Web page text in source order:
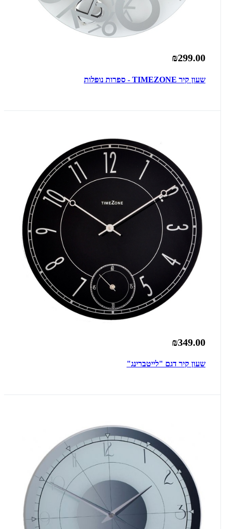
₪299.00
שעון קיר TIMEZONE - ספרות נופלות
₪349.00
שעון קיר דגם "לייטברינג"